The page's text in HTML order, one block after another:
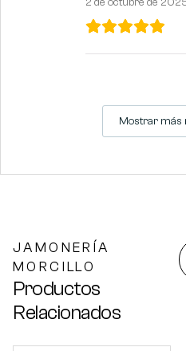
Mostrar más
JAMONERÍA
MORCILLO
Productos
Relacionados